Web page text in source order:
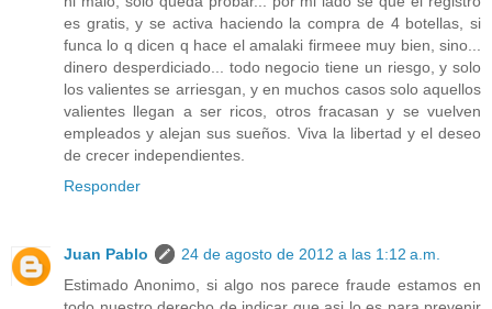
es gratis, y se activa haciendo la compra de 4 botellas, si
funca lo q dicen q hace el amalaki firmeee muy bien, sino...
dinero desperdiciado... todo negocio tiene un riesgo, y solo
los valientes se arriesgan, y en muchos casos solo aquellos
valientes llegan a ser ricos, otros fracasan y se vuelven
empleados y alejan sus sueños. Viva la libertad y el deseo
de crecer independientes.
Responder
Juan Pablo
24 de agosto de 2012 a las 1:12 a.m.
Estimado Anonimo, si algo nos parece fraude estamos en